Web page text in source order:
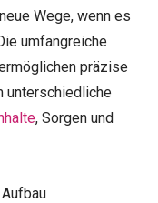
Wege, wenn es
umfangreiche
präzise
unterschiedliche
, Sorgen und